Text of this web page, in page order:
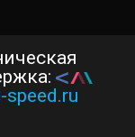
speed.ru